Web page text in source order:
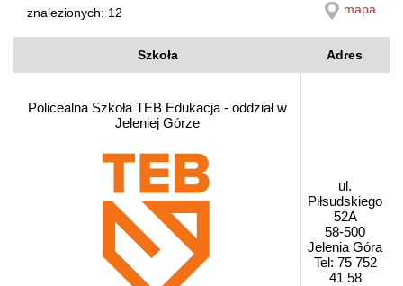
znalezionych: 12 mapa
Szkoła Adres
Policealna Szkoła TEB Edukacja - oddział w
Jeleniej Górze
ul.
Piłsudskiego
52A
58-500
Jelenia Góra
Tel: 75 752
41 58